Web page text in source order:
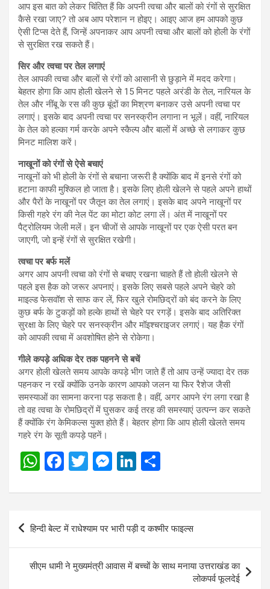
आप इस बात को लेकर चिंतित हैं कि अपनी त्वचा और बालों को रंगों से सुरक्षित
कैसे रखा जाए? तो अब आप परेशान न होइए। आइए आज हम आपको कुछ
ऐसी टिप्स देते हैं, जिन्हें अपनाकर आप अपनी त्वचा और बालों को होली के रंगों
से सुरक्षित रख सकते हैं।
सिर और त्वचा पर तेल लगाएं
तेल आपकी त्वचा और बालों से रंगों को आसानी से छुड़ाने में मदद करेगा।
बेहतर होगा कि आप होली खेलने से 15 मिनट पहले अरंडी के तेल, नारियल के
तेल और नींबू के रस की कुछ बूंदों का मिश्रण बनाकर उसे अपनी त्वचा पर
लगाएं। इसके बाद अपनी त्वचा पर सनस्क्रीन लगाना न भूलें। वहीं, नारियल
के तेल को हल्का गर्म करके अपने स्कैल्प और बालों में अच्छे से लगाकर कुछ
मिनट मालिश करें।
नाखूनों को रंगों से ऐसे बचाएं
नाखूनों को भी होली के रंगों से बचाना जरूरी है क्योंकि बाद में इनसे रंगों को
हटाना काफी मुश्किल हो जाता है। इसके लिए होली खेलने से पहले अपने हाथों
और पैरों के नाखूनों पर जैतून का तेल लगाएं। इसके बाद अपने नाखूनों पर
किसी गहरे रंग की नेल पेंट का मोटा कोट लगा लें। अंत में नाखूनों पर
पैट्रोलियम जेली मलें। इन चीजों से आपके नाखूनों पर एक ऐसी परत बन
जाएगी, जो इन्हें रंगों से सुरक्षित रखेगी।
त्वचा पर बर्फ मलें
अगर आप अपनी त्वचा को रंगों से बचाए रखना चाहते हैं तो होली खेलने से
पहले इस हैक को जरूर अपनाएं। इसके लिए सबसे पहले अपने चेहरे को
माइल्ड फेसवॉश से साफ कर लें, फिर खुले रोमछिद्रों को बंद करने के लिए
कुछ बर्फ के टुकड़ों को हल्के हाथों से चेहरे पर रगड़ें। इसके बाद अतिरिक्त
सुरक्षा के लिए चेहरे पर सनस्क्रीन और मॉइश्चराइजर लगाएं। यह हैक रंगों
को आपकी त्वचा में अवशोषित होने से रोकेगा।
गीले कपड़े अधिक देर तक पहनने से बचें
अगर होली खेलते समय आपके कपड़े भीग जाते हैं तो आप उन्हें ज्यादा देर तक
पहनकर न रखें क्योंकि उनके कारण आपको जलन या फिर रैशेज जैसी
समस्याओं का सामना करना पड़ सकता है। वहीं, अगर आपने रंग लगा रखा है
तो वह त्वचा के रोमछिद्रों में घुसकर कई तरह की समस्याएं उत्पन्न कर सकते
हैं क्योंकि रंग केमिकल्स युक्त होते हैं। बेहतर होगा कि आप होली खेलते समय
गहरे रंग के सूती कपड़े पहनें।
W
at
s
A
p
p
F
ce
b
o
o
k
T
tt
M
se
n
g
er
Li
ke
dI
n
ar
e
Post
हिन्दी बेल्ट में राधेश्याम पर भारी पड़ी द कश्मीर फाइल्स
सीएम धामी ने मुख्यमंत्री आवास में बच्चों के साथ मनाया उत्तराखंड का
लोकपर्व फूलदेई